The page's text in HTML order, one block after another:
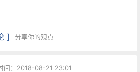
由你管辖，
] 分享你的观点
间：2018-08-21 23:01